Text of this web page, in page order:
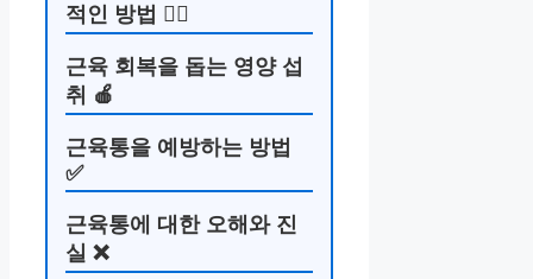
적인 방법 🏋️‍♂️
근육 회복을 돕는 영양 섭
취 🍎
근육통을 예방하는 방법
✅
근육통에 대한 오해와 진
실 ❌